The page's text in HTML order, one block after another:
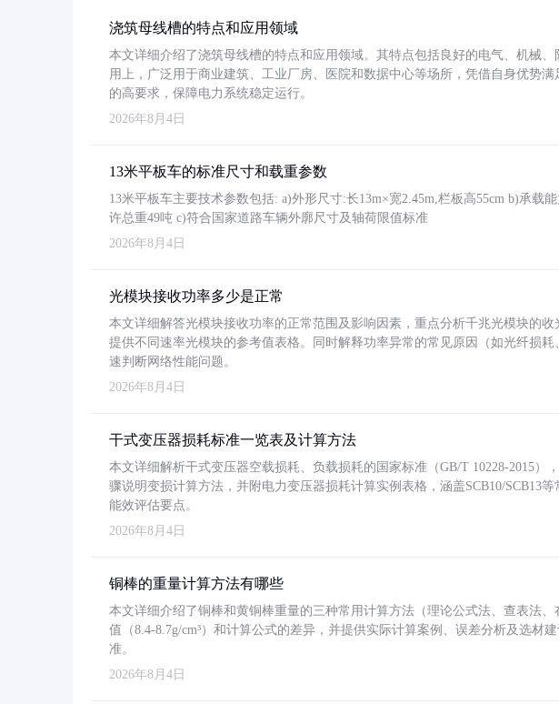
浇筑母线槽的特点和应用领域
本文详细介绍了浇筑母线槽的特点和应用领域。其特点包括良好的电气、机械、
用上，广泛用于商业建筑、工业厂房、医院和数据中心等场所，凭借自身优势满
的高要求，保障电力系统稳定运行。
2026年8月4日
13米平板车的标准尺寸和载重参数
13米平板车主要技术参数包括: a)外形尺寸:长13m×宽2.45m,栏板高55cm b)承载
许总重49吨 c)符合国家道路车辆外廓尺寸及轴荷限值标准
2026年8月4日
光模块接收功率多少是正常
本文详细解答光模块接收功率的正常范围及影响因素，重点分析千兆光模块的收
提供不同速率光模块的参考值表格。同时解释功率异常的常见原因（如光纤损
速判断网络性能问题。
2026年8月4日
干式变压器损耗标准一览表及计算方法
本文详细解析干式变压器空载损耗、负载损耗的国家标准（GB/T 10228-2015）
骤说明变损计算方法，并附电力变压器损耗计算实例表格，涵盖SCB10/SCB13
能效评估要点。
2026年8月4日
铜棒的重量计算方法有哪些
本文详细介绍了铜棒和黄铜棒重量的三种常用计算方法（理论公式法、查表法
值（8.4-8.7g/cm³）和计算公式的差异，并提供实际计算案例、误差分析及选材
准。
2026年8月4日